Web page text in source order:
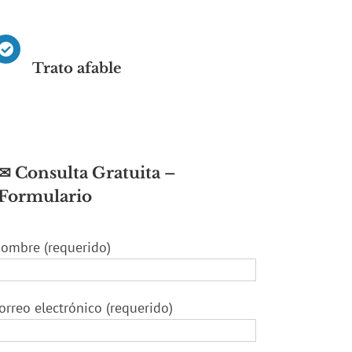
Trato afable
Consulta Gratuita –
(requerido)
electrónico (requerido)